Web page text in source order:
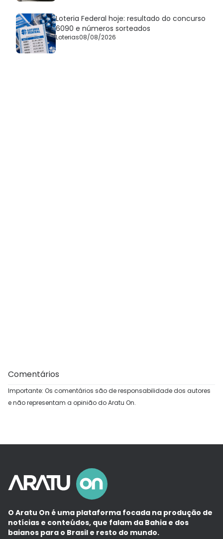
Loteria Federal hoje: resultado do concurso
6090 e números sorteados
Loterias08/08/2026
Comentários
Importante: Os comentários são de responsabilidade dos autores
e não representam a opinião do Aratu On.
O Aratu On é uma plataforma focada na produção de
notícias e conteúdos, que falam da Bahia e dos
baianos para o Brasil e resto do mundo.